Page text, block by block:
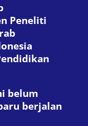
Peneliti
belum
berjalan